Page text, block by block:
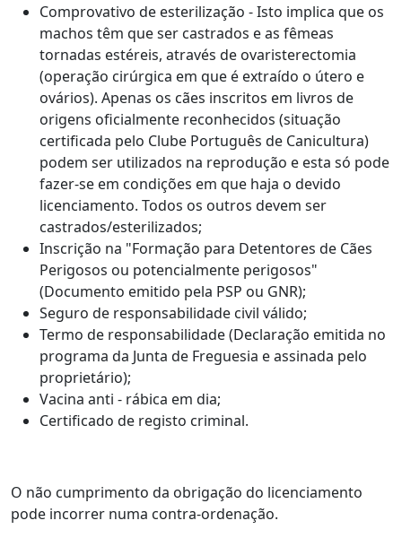
Comprovativo de esterilização - Isto implica que os
machos têm que ser castrados e as fêmeas
tornadas estéreis, através de ovaristerectomia
(operação cirúrgica em que é extraído o útero e
ovários). Apenas os cães inscritos em livros de
origens oficialmente reconhecidos (situação
certificada pelo Clube Português de Canicultura)
podem ser utilizados na reprodução e esta só pode
fazer-se em condições em que haja o devido
licenciamento. Todos os outros devem ser
castrados/esterilizados;
Inscrição na "Formação para Detentores de Cães
Perigosos ou potencialmente perigosos"
(Documento emitido pela PSP ou GNR);
Seguro de responsabilidade civil válido;
Termo de responsabilidade (Declaração emitida no
programa da Junta de Freguesia e assinada pelo
proprietário);
Vacina anti - rábica em dia;
Certificado de registo criminal.
O não cumprimento da obrigação do licenciamento
pode incorrer numa contra-ordenação.